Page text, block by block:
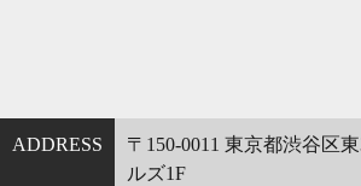
ADDRESS
〒150-0011 東京都渋谷区
ルズ1F